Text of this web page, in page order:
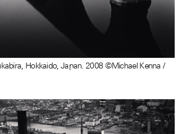
Hokkaido, Japan. 2008 ©Michael Kenna /